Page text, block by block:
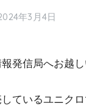
年3月4日
発信局へお越
ているユニクロ